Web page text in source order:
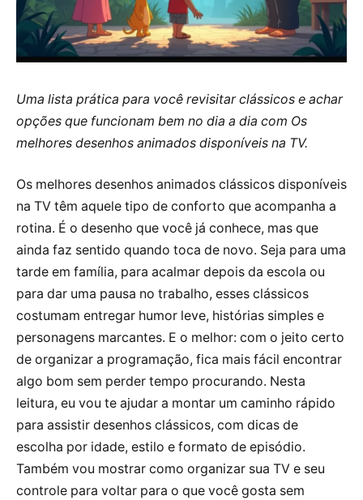
Uma lista prática para você revisitar clássicos e achar
opções que funcionam bem no dia a dia com Os
melhores desenhos animados disponíveis na TV.
Os melhores desenhos animados clássicos disponíveis
na TV têm aquele tipo de conforto que acompanha a
rotina. É o desenho que você já conhece, mas que
ainda faz sentido quando toca de novo. Seja para uma
tarde em família, para acalmar depois da escola ou
para dar uma pausa no trabalho, esses clássicos
costumam entregar humor leve, histórias simples e
personagens marcantes. E o melhor: com o jeito certo
de organizar a programação, fica mais fácil encontrar
algo bom sem perder tempo procurando. Nesta
leitura, eu vou te ajudar a montar um caminho rápido
para assistir desenhos clássicos, com dicas de
escolha por idade, estilo e formato de episódio.
Também vou mostrar como organizar sua TV e seu
controle para voltar para o que você gosta sem